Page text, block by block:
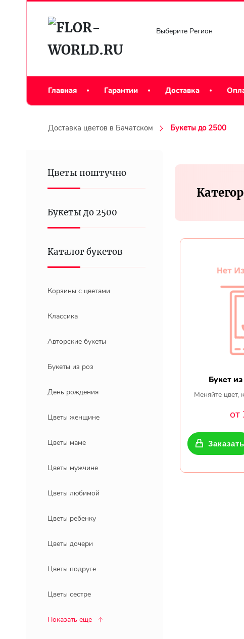
Выберите Регион
Главная Гарантии Доставка
Доставка цветов в Бачатском Букеты до 2500
Цветы поштучно
Букеты до 2500
Каталог букетов
Корзины с цветами
Классика
Авторские букеты
Букеты из роз
День рождения
Цветы женщине
Цветы маме
Цветы мужчине
Цветы любимой
Цветы ребенку
Цветы дочери
Цветы подруге
Цветы сестре
Показать еще
Букет
Меняйте цвет,
от
Заказать